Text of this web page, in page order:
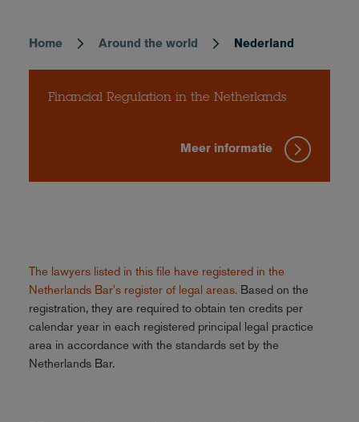
Breadcrumb
Home Around the world Nederland
Financial Regulation in the Netherlands
Meer informatie
The lawyers listed in this file have registered in the
Netherlands Bar's register of legal areas. Based on the
registration, they are required to obtain ten credits per
calendar year in each registered principal legal practice
area in accordance with the standards set by the
Netherlands Bar.